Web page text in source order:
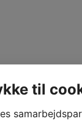
til